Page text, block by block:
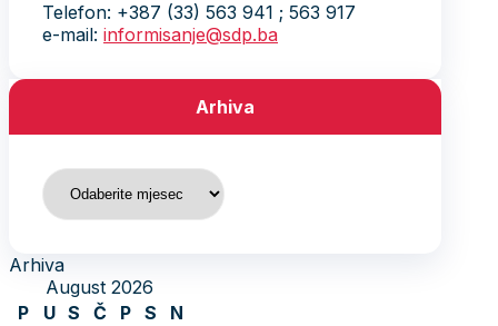
Telefon: +387 (33) 563 941 ; 563 917
e-mail: informisanje@sdp.ba
Arhiva
Arhiva
Arhiva
August 2026
P
U S Č P S
N